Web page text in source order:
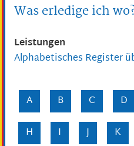
Was erledige ich
Leistungen
Alphabetisches Register
A B C D
H
I J K